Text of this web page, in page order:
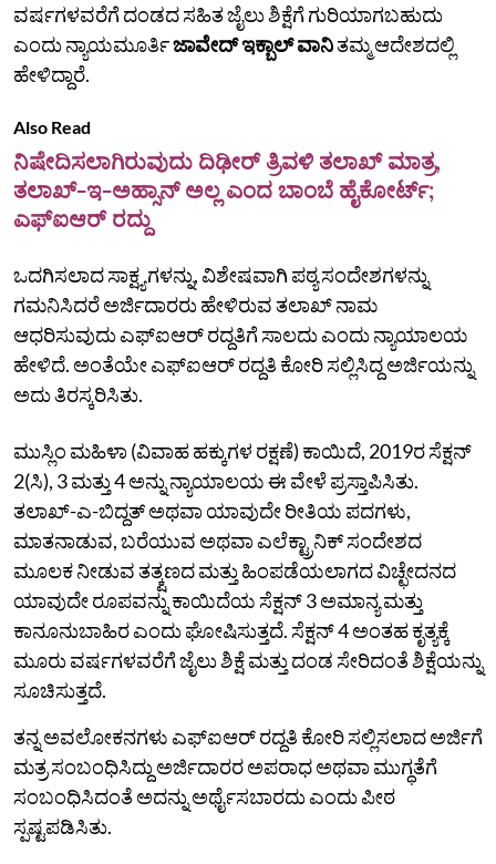
ವರ್ಷಗಳವರೆಗೆ ದಂಡದ ಸಹಿತ ಜೈಲು ಶಿಕ್ಷೆಗೆ ಗುರಿಯಾಗಬಹುದು
ಎಂದು ನ್ಯಾಯಮೂರ್ತಿಜಾವೇದ್ ಇಕ್ಬಾಲ್ ವಾನಿತಮ್ಮ ಆದೇಶದಲ್ಲಿ
ಹೇಳಿದ್ದಾರೆ.
Also Read
ನಿಷೇದಿಸಲಾಗಿರುವುದು ದಿಢೀರ್ ತ್ರಿವಳಿ ತಲಾಖ್ ಮಾತ್ರ,
ತಲಾಖ್-ಇ-ಅಹ್ಸಾನ್ ಅಲ್ಲ ಎಂದ ಬಾಂಬೆ ಹೈಕೋರ್ಟ್;
ಎಫ್ಐಆರ್ ರದ್ದು
ಒದಗಿಸಲಾದ ಸಾಕ್ಷ್ಯಗಳನ್ನು, ವಿಶೇಷವಾಗಿ ಪಠ್ಯ ಸಂದೇಶಗಳನ್ನು
ಗಮನಿಸಿದರೆ ಅರ್ಜಿದಾರರು ಹೇಳಿರುವ ತಲಾಖ್ ನಾಮ
ಆಧರಿಸುವುದು ಎಫ್ಐಆರ್ ರದ್ದತಿಗೆ ಸಾಲದು ಎಂದು ನ್ಯಾಯಾಲಯ
ಹೇಳಿದೆ. ಅಂತೆಯೇ ಎಫ್‌ಐಆರ್‌ ರದ್ದತಿ ಕೋರಿ ಸಲ್ಲಿಸಿದ್ದ ಅರ್ಜಿಯನ್ನು
ಅದು ತಿರಸ್ಕರಿಸಿತು.
ಮುಸ್ಲಿಂ ಮಹಿಳಾ (ವಿವಾಹ ಹಕ್ಕುಗಳ ರಕ್ಷಣೆ) ಕಾಯಿದೆ, 2019ರ ಸೆಕ್ಷನ್
2(ಸಿ), 3 ಮತ್ತು 4 ಅನ್ನು ನ್ಯಾಯಾಲಯ ಈ ವೇಳೆ ಪ್ರಸ್ತಾಪಿಸಿತು.
ತಲಾಖ್-ಎ-ಬಿದ್ದತ್ ಅಥವಾ ಯಾವುದೇ ರೀತಿಯ ಪದಗಳು,
ಮಾತನಾಡುವ, ಬರೆಯುವ ಅಥವಾ ಎಲೆಕ್ಟ್ರಾನಿಕ್ ಸಂದೇಶದ
ಮೂಲಕ ನೀಡುವ ತತ್ಕ್ಷಣದ ಮತ್ತು ಹಿಂಪಡೆಯಲಾಗದ ವಿಚ್ಛೇದನದ
ಯಾವುದೇ ರೂಪವನ್ನು ಕಾಯಿದೆಯ ಸೆಕ್ಷನ್ 3 ಅಮಾನ್ಯ ಮತ್ತು
ಕಾನೂನುಬಾಹಿರ ಎಂದು ಘೋಷಿಸುತ್ತದೆ. ಸೆಕ್ಷನ್ 4 ಅಂತಹ ಕೃತ್ಯಕ್ಕೆ
ಮೂರು ವರ್ಷಗಳವರೆಗೆ ಜೈಲು ಶಿಕ್ಷೆ ಮತ್ತು ದಂಡ ಸೇರಿದಂತೆ ಶಿಕ್ಷೆಯನ್ನು
ಸೂಚಿಸುತ್ತದೆ.
ತನ್ನ ಅವಲೋಕನಗಳು ಎಫ್ಐಆರ್ ರದ್ದತಿ ಕೋರಿ ಸಲ್ಲಿಸಲಾದ ಅರ್ಜಿಗೆ
ಮತ್ರ ಸಂಬಂಧಿಸಿದ್ದು ಅರ್ಜಿದಾರರ ಅಪರಾಧ ಅಥವಾ ಮುಗ್ಧತೆಗೆ
ಸಂಬಂಧಿಸಿದಂತೆ ಅದನ್ನು ಅರ್ಥೈಸಬಾರದು ಎಂದು ಪೀಠ
ಸ್ಪಷ್ಟಪಡಿಸಿತು.